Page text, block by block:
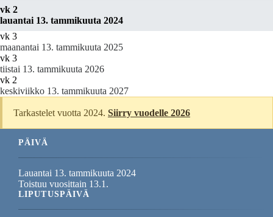
vk 2
lauantai 13. tammikuuta 2024
vk 3
maanantai 13. tammikuuta 2025
vk 3
tiistai 13. tammikuuta 2026
vk 2
keskiviikko 13. tammikuuta 2027
Tarkastelet vuotta 2024.Siirry vuodelle 2026
PÄIVÄ
Lauantai 13. tammikuuta 2024
Toistuu vuosittain 13.1.
LIPUTUSPÄIVÄ